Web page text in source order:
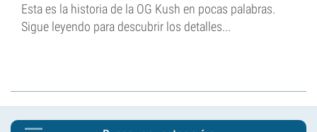
Esta es la historia de la OG Kush en pocas palabras.
Sigue leyendo para descubrir los detalles...